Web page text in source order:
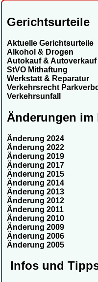
Gerichtsurteile
Aktuelle Gerichtsurteile
Alkohol & Drogen
Autokauf & Autoverkauf
StVO Mithaftung
Werkstatt & Reparatur
Verkehrsrecht
Verkehrsunfall
Änderungen im
Änderung 2024
Änderung 2022
Änderung 2019
Änderung 2017
Änderung 2015
Änderung 2014
Änderung 2013
Änderung 2012
Änderung 2011
Änderung 2010
Änderung 2009
Änderung 2006
Änderung 2005
Infos und